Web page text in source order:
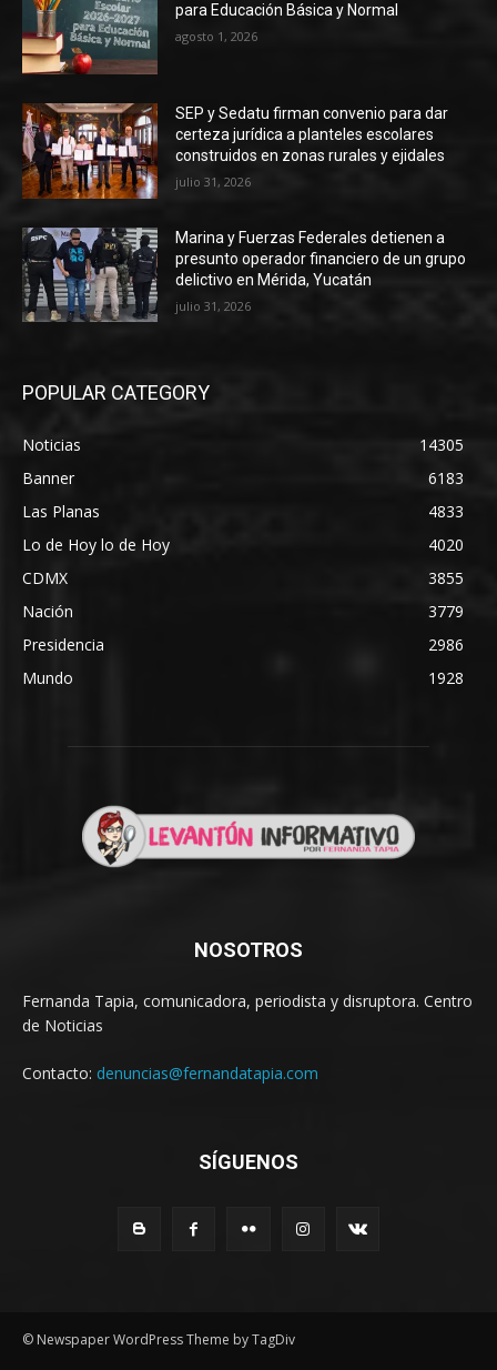
para Educación Básica y Normal
agosto 1, 2026
SEP y Sedatu firman convenio para dar
certeza jurídica a planteles escolares
construidos en zonas rurales y ejidales
julio 31, 2026
Marina y Fuerzas Federales detienen a
presunto operador financiero de un grupo
delictivo en Mérida, Yucatán
julio 31, 2026
POPULAR CATEGORY
Noticias
14305
Banner
6183
Las Planas
4833
Lo de Hoy lo de Hoy
4020
CDMX
3855
Nación
3779
Presidencia
2986
Mundo
1928
NOSOTROS
Fernanda Tapia, comunicadora, periodista y disruptora. Centro
de Noticias
Contacto: denuncias@fernandatapia.com
SÍGUENOS
© Newspaper WordPress Theme by TagDiv